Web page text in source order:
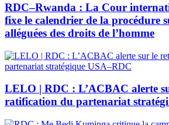
RDC–Rwanda : La Cour
fixe le calendrier de la procédure
alléguées des droits de l’homme
LELO | RDC : L’ACBAC alerte
ratification du partenariat